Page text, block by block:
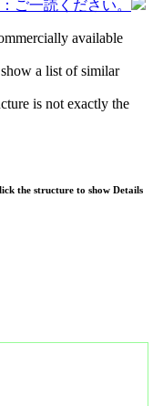
ご一読ください。
available
a list of similar
is not exactly the
the structure to show Details